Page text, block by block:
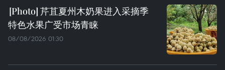
芹苴夏州木奶果进入采摘季
特色水果广受市场青睐
08/08/2026 01:30